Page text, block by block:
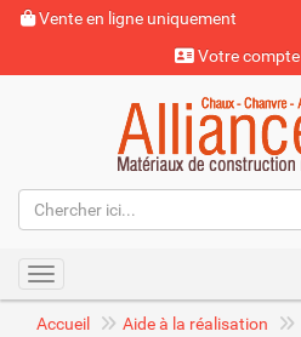
Vente en ligne uniquement
Votre compte
Toggle navigation
Accueil Aide à la réalisation